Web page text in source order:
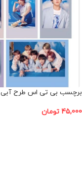
برچسب بی تی اس طرح آبی
45,000 تومان